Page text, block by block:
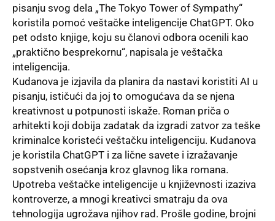
pisanju svog dela „The Tokyo Tower of Sympathy“
koristila pomoć veštačke inteligencije ChatGPT. Oko
pet odsto knjige, koju su članovi odbora ocenili kao
„praktično besprekornu“, napisala je veštačka
inteligencija.
Kudanova je izjavila da planira da nastavi koristiti AI u
pisanju, ističući da joj to omogućava da se njena
kreativnost u potpunosti iskaže. Roman priča o
arhitekti koji dobija zadatak da izgradi zatvor za teške
kriminalce koristeći veštačku inteligenciju. Kudanova
je koristila ChatGPT i za lične savete i izražavanje
sopstvenih osećanja kroz glavnog lika romana.
Upotreba veštačke inteligencije u književnosti izaziva
kontroverze, a mnogi kreativci smatraju da ova
tehnologija ugrožava njihov rad. Prošle godine, brojni